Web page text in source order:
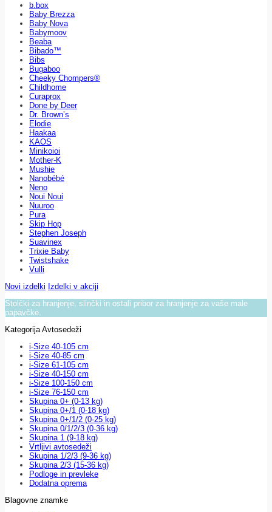
b.box
Baby Brezza
Baby Nova
Babymoov
Beaba
Bibado™
Bibs
Bugaboo
Cheeky Chompers®
Childhome
Curaprox
Done by Deer
Dr. Brown’s
Elodie
Haakaa
KAOS
Minikoioi
Mother-K
Mushie
Nanobébé
Neno
Noui Noui
Nuuroo
Pura
Skip Hop
Stephen Joseph
Suavinex
Trixie Baby
Twistshake
Vulli
Novi izdelki Izdelki v akciji
Stolčki za hranjenje, slinčki in ostali pribor za hranjenje za vaše male
papavčke.
Kategorija Avtosedeži
i-Size 40-105 cm
i-Size 40-85 cm
i-Size 61-105 cm
i-Size 40-150 cm
i-Size 100-150 cm
i-Size 76-150 cm
Skupina 0+ (0-13 kg)
Skupina 0+/1 (0-18 kg)
Skupina 0+/1/2 (0-25 kg)
Skupina 0/1/2/3 (0-36 kg)
Skupina 1 (9-18 kg)
Vrtljivi avtosedeži
Skupina 1/2/3 (9-36 kg)
Skupina 2/3 (15-36 kg)
Podloge in prevleke
Dodatna oprema
Blagovne znamke